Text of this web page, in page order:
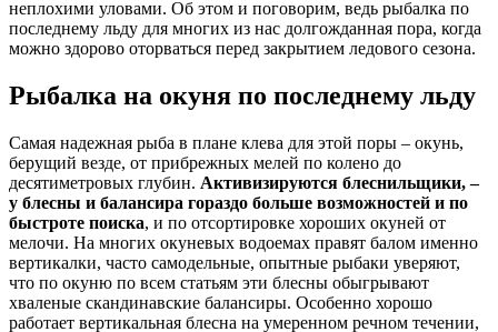
неплохими уловами. Об этом и поговорим, ведь рыбалка по
последнему льду для многих из нас долгожданная пора, когда
можно здорово оторваться перед закрытием ледового сезона.
Рыбалка на окуня по последнему льду
Самая надежная рыба в плане клева для этой поры – окунь,
берущий везде, от прибрежных мелей по колено до
десятиметровых глубин. Активизируются блеснильщики, –
у блесны и балансира гораздо больше возможностей и по
быстроте поиска, и по отсортировке хороших окуней от
мелочи. На многих окуневых водоемах правят балом именно
вертикалки, часто самодельные, опытные рыбаки уверяют,
что по окуню по всем статьям эти блесны обыгрывают
хваленые скандинавские балансиры. Особенно хорошо
работает вертикальная блесна на умеренном речном течении,